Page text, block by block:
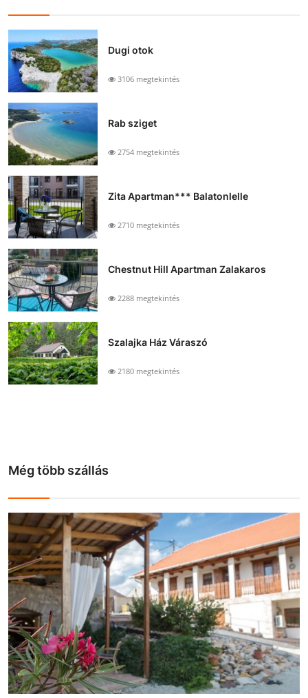
Dugi otok
3106 megtekintés
Rab sziget
2754 megtekintés
Zita Apartman*** Balatonlelle
2710 megtekintés
Chestnut Hill Apartman Zalakaros
2288 megtekintés
Szalajka Ház Váraszó
2180 megtekintés
Még több szállás